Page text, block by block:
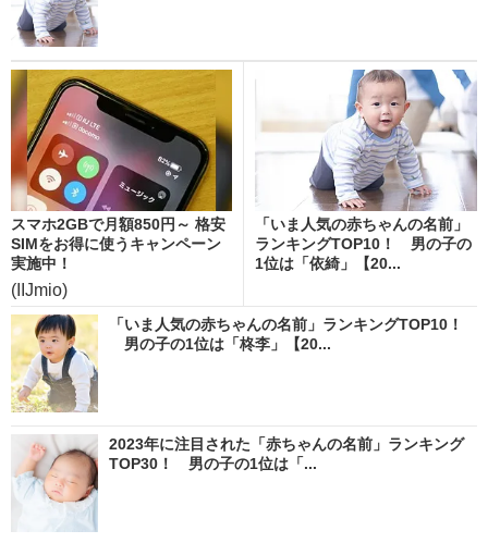
スマホ2GBで月額850円～ 格安
SIMをお得に使うキャンペーン
実施中！
(IIJmio)
「いま人気の赤ちゃんの名前」
ランキングTOP10！ 男の子の
1位は「依綺」【20...
「いま人気の赤ちゃんの名前」ランキングTOP10！
男の子の1位は「柊李」【20...
2023年に注目された「赤ちゃんの名前」ランキング
TOP30！ 男の子の1位は「...